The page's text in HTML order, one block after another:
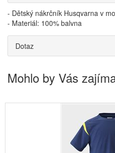
- Dětský nákrčník Husqvarna v
- Materiál: 100% balvna
Dotaz
Mohlo by Vás